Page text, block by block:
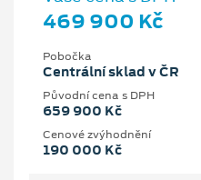
469 900 Kč
Pobočka
Centrální sklad v ČR
Původní cena s DPH
659 900 Kč
Cenové zvýhodnění
190 000 Kč